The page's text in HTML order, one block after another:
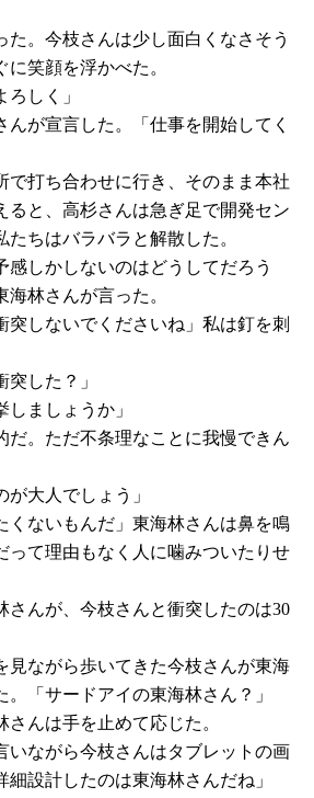
。今枝さんは少し面白くなさそう
笑顔を浮かべた。
しく」
が宣言した。「仕事を開始してく
打ち合わせに行き、そのまま本社
ると、高杉さんは急ぎ足で開発セン
たちはバラバラと解散した。
しかしないのはどうしてだろう
林さんが言った。
しないでくださいね」私は釘を刺
した？」
ましょうか」
。ただ不条理なことに我慢できん
大人でしょう」
ないもんだ」東海林さんは鼻を鳴
って理由もなく人に噛みついたりせ
んが、今枝さんと衝突したのは30
ながら歩いてきた今枝さんが東海
「サードアイの東海林さん？」
んは手を止めて応じた。
ながら今枝さんはタブレットの画
設計したのは東海林さんだね」